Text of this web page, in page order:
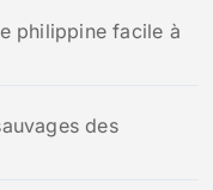
philippine facile à
des